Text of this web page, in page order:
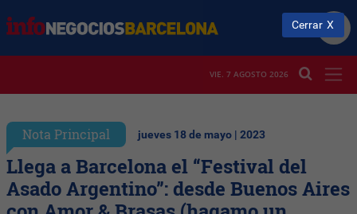
VIE. 7 AGOSTO 2026
Nota Principal jueves 18 de mayo | 2023
Llega a Barcelona el “Festival del
Asado Argentino”: desde Buenos Aires
Cerrar